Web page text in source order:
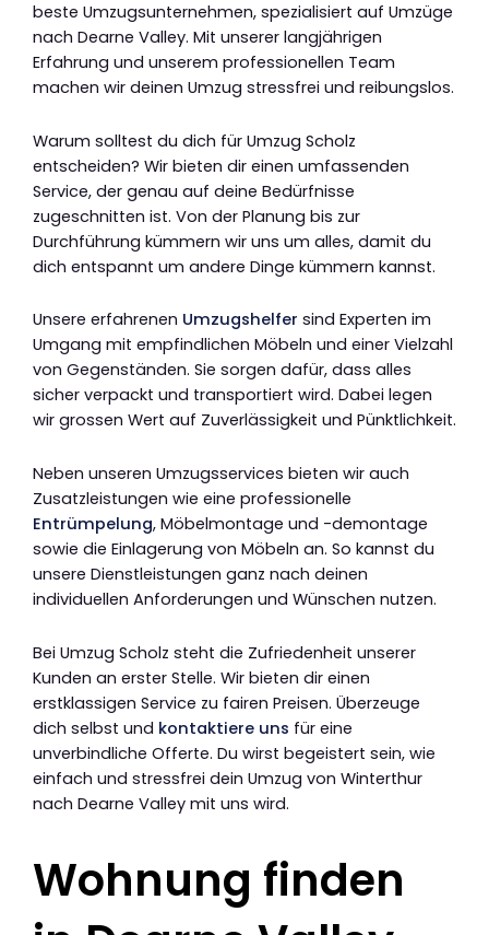
beste Umzugsunternehmen, spezialisiert auf Umzüge
nach Dearne Valley. Mit unserer langjährigen
Erfahrung und unserem professionellen Team
machen wir deinen Umzug stressfrei und reibungslos.
Warum solltest du dich für Umzug Scholz
entscheiden? Wir bieten dir einen umfassenden
Service, der genau auf deine Bedürfnisse
zugeschnitten ist. Von der Planung bis zur
Durchführung kümmern wir uns um alles, damit du
dich entspannt um andere Dinge kümmern kannst.
Unsere erfahrenen Umzugshelfer sind Experten im
Umgang mit empfindlichen Möbeln und einer Vielzahl
von Gegenständen. Sie sorgen dafür, dass alles
sicher verpackt und transportiert wird. Dabei legen
wir grossen Wert auf Zuverlässigkeit und Pünktlichkeit.
Neben unseren Umzugsservices bieten wir auch
Zusatzleistungen wie eine professionelle
Entrümpelung, Möbelmontage und -demontage
sowie die Einlagerung von Möbeln an. So kannst du
unsere Dienstleistungen ganz nach deinen
individuellen Anforderungen und Wünschen nutzen.
Bei Umzug Scholz steht die Zufriedenheit unserer
Kunden an erster Stelle. Wir bieten dir einen
erstklassigen Service zu fairen Preisen. Überzeuge
dich selbst und kontaktiere uns für eine
unverbindliche Offerte. Du wirst begeistert sein, wie
einfach und stressfrei dein Umzug von Winterthur
nach Dearne Valley mit uns wird.
Wohnung finden